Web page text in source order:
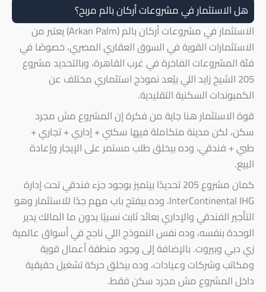
هل الاستثمار في مشروعات أركان بالم مربح؟
الاستثمار في مشروعات أركان بالم (Arkan Palm) يعتبر من
الاستثمارات القوية في السوق العقاري المصري، خصوصًا في
فئة المشروعات الفاخرة في غرب القاهرة، وبالتحديد مشروع
205 الشيخ زايد اللي بيُعد نموذج استثماري مختلف عن
الكمبوندات السكنية التقليدية.
قوة الاستثمار هنا جاية من فكرة إن المشروع مش مجرد
سكن، لكن مدينة متكاملة فيها سكني + إداري + تجاري +
طبي + فندقي، وده بيخلق طلب مستمر على الإيجار وإعادة
البيع.
كمان مشروع 205 تحديدًا بيتميز بوجود جزء فندقي تحت إدارة
InterContinental IHG، وده بيفتح باب مهم جدًا للاستثمار وهو
التأجير الفندقي والإداري بعائد ثابت نسبيًا بدون ما المالك يدير
الوحدة بنفسه، وده نفس النموذج اللي ناجح في أسواق عالمية
زي دبي وبيروت. بالإضافة إلى وجود منطقة أعمال قوية
ومكاتب وشركات وعيادات، وده بيخلق حركة تشغيل حقيقية
داخل المشروع مش مجرد سكن فقط.